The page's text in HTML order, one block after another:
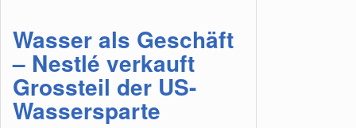
Wasser als Geschäft
– Nestlé verkauft
Grossteil der US-
Wassersparte